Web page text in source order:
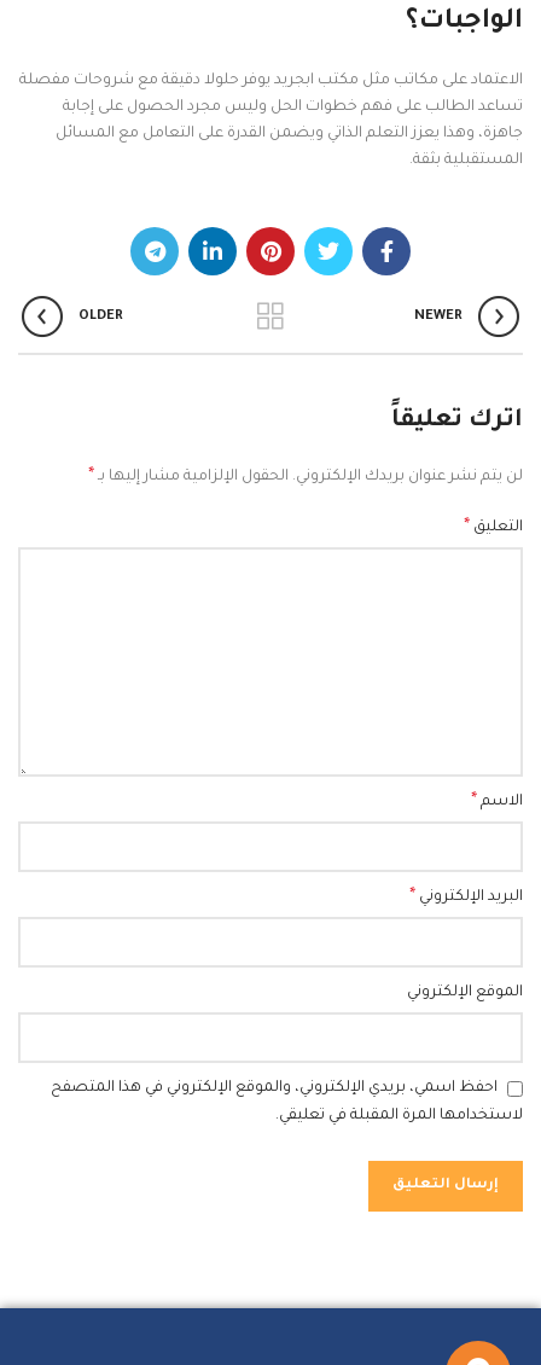
الواجبات؟
الاعتماد على مكاتب مثل مكتب ابجريد يوفر حلولا دقيقة مع شروحات مفصلة
تساعد الطالب على فهم خطوات الحل وليس مجرد الحصول على إجابة
جاهزة، وهذا يعزز التعلم الذاتي ويضمن القدرة على التعامل مع المسائل
المستقبلية بثقة.
NEWER
OLDER
اترك تعليقاً
لن يتم نشر عنوان بريدك الإلكتروني. الحقول الإلزامية مشار إليها بـ *
التعليق *
الاسم *
البريد الإلكتروني *
الموقع الإلكتروني
احفظ اسمي، بريدي الإلكتروني، والموقع الإلكتروني في هذا المتصفح
لاستخدامها المرة المقبلة في تعليقي.